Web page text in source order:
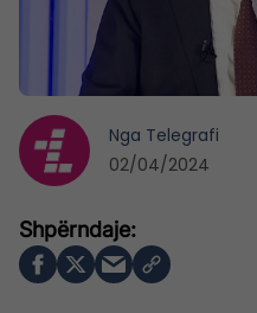
Nga Telegrafi
02/04/2024